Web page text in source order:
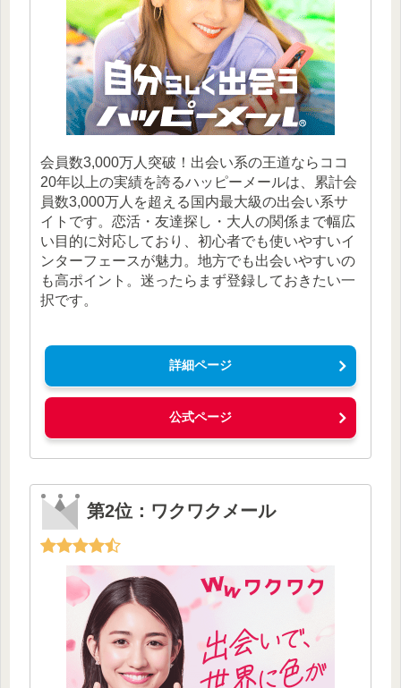
会員数3,000万人突破！出会い系の王道ならココ
20年以上の実績を誇るハッピーメールは、累計会
員数3,000万人を超える国内最大級の出会い系サ
イトです。恋活・友達探し・大人の関係まで幅広
い目的に対応しており、初心者でも使いやすいイ
ンターフェースが魅力。地方でも出会いやすいの
も高ポイント。迷ったらまず登録しておきたい一
択です。
詳細ページ
公式ページ
第2位：ワクワクメール